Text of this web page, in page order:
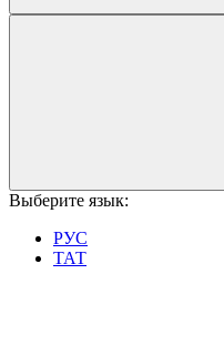
Выберите язык:
РУС
ТАТ